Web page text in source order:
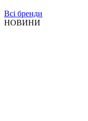
Всі бренди
НОВИНИ